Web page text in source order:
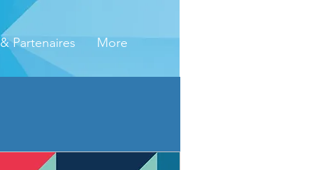
Partenaires More